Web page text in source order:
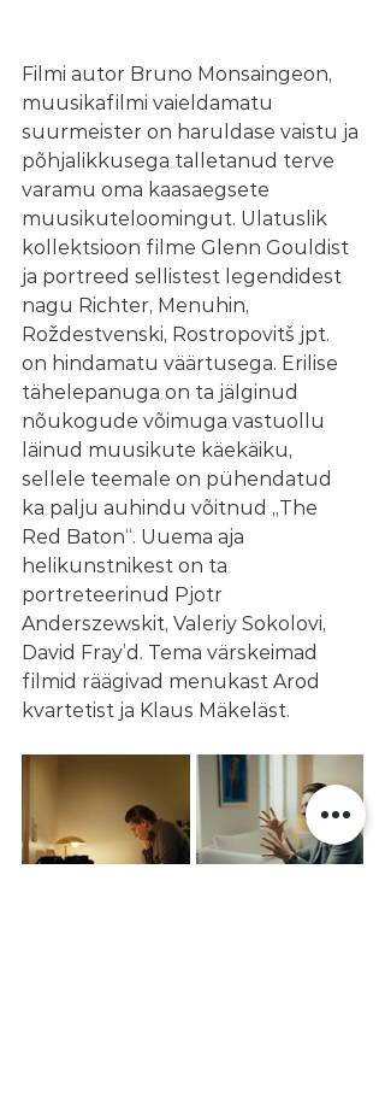
Filmi autor Bruno Monsaingeon,
muusikafilmi vaieldamatu
suurmeister on haruldase vaistu ja
põhjalikkusega talletanud terve
varamu oma kaasaegsete
muusikuteloomingut. Ulatuslik
kollektsioon filme Glenn Gouldist
ja portreed sellistest legendidest
nagu Richter, Menuhin,
Roždestvenski, Rostropovitš jpt.
on hindamatu väärtusega. Erilise
tähelepanuga on ta jälginud
nõukogude võimuga vastuollu
läinud muusikute käekäiku,
sellele teemale on pühendatud
ka palju auhindu võitnud „The
Red Baton“. Uuema aja
helikunstnikest on ta
portreteerinud Pjotr
Anderszewskit, Valeriy Sokolovi,
David Fray’d. Tema värskeimad
filmid räägivad menukast Arod
kvartetist ja Klaus Mäkeläst.